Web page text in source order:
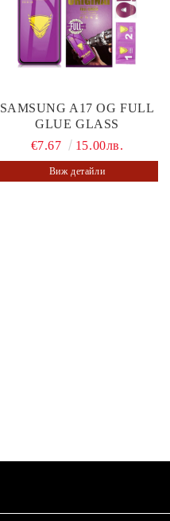
SAMSUNG A17 OG FULL
GLUE GLASS
€7.67
15.00лв.
Виж детайли